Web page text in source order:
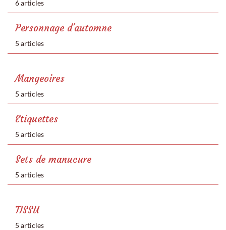
6 articles
Personnage d'automne
5 articles
Mangeoires
5 articles
Etiquettes
5 articles
Sets de manucure
5 articles
TISSU
5 articles